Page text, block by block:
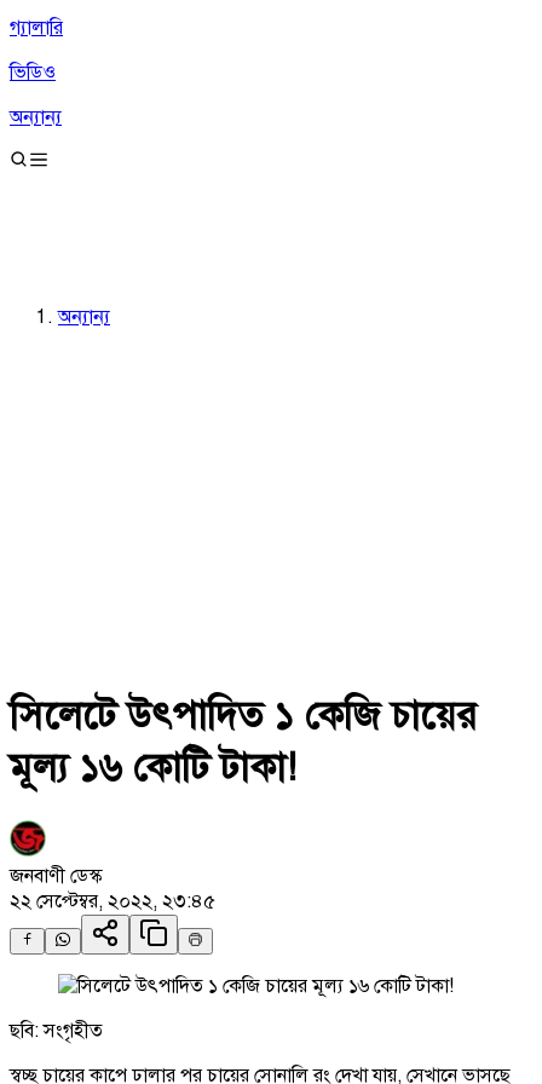
গ্যালারি
ভিডিও
অন্যান্য
অন্যান্য
সিলেটে উৎপাদিত ১ কেজি চায়ের
মূল্য ১৬ কোটি টাকা!
জনবাণী ডেস্ক
২২ সেপ্টেম্বর, ২০২২, ২৩:৪৫
ছবি: সংগৃহীত
স্বচ্ছ চায়ের কাপে ঢালার পর চায়ের সোনালি রং দেখা যায়, সেখানে ভাসছে